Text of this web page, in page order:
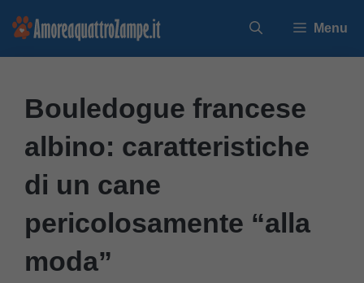
Vai
Menu
Bouledogue francese
albino: caratteristiche
di un cane
pericolosamente “alla
moda”